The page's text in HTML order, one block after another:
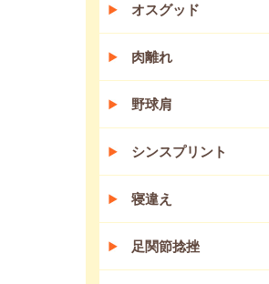
オスグッド
肉離れ
野球肩
シンスプリント
寝違え
足関節捻挫